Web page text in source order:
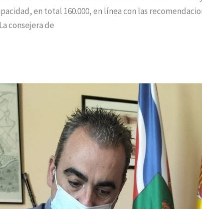
en total 160.000, en línea con las
consejera de